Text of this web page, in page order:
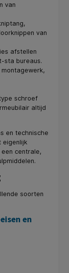
van
van
afstellen
sta bureaus.
schroef
altijd
en technische
eigenlijk
centrale,
soorten
en